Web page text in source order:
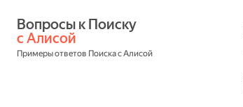
с Алисой
Примеры ответов Поиска с Алисой